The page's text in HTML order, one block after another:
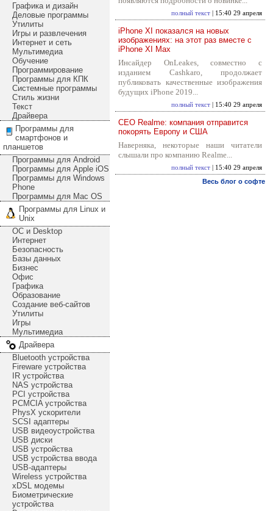
Графика и дизайн
Деловые программы
Утилиты
Игры и развлечения
Интернет и сеть
Мультимедиа
Обучение
Программирование
Программы для КПК
Системные программы
Стиль жизни
Текст
Драйвера
Программы для
смартфонов и
планшетов
Программы для Android
Программы для Apple iOS
Программы для Windows
Phone
Программы для Mac OS
Программы для Linux и
Unix
ОС и Desktop
Интернет
Безопасность
Базы данных
Бизнес
Офис
Графика
Образование
Создание веб-сайтов
Утилиты
Игры
Мультимедиа
Драйвера
Bluetooth устройства
Fireware устройства
IR устройства
NAS устройства
PCI устройства
PCMCIA устройства
PhysX ускорители
SCSI адаптеры
USB видеоустройства
USB диски
USB устройства
USB устройства ввода
USB-адаптеры
Wireless устройства
xDSL модемы
Биометрические
устройства
полный текст | 15:40 29 апреля
iPhone XI показался на новых
изображениях: на этот раз вместе с
iPhone XI Max
Инсайдер OnLeakes, совместно с
изданием Cashkaro, продолжает
публиковать качественные изображения
будущих iPhone 2019...
полный текст | 15:40 29 апреля
CEO Realme: компания отправится
покорять Европу и США
Наверняка, некоторые наши читатели
слышали про компанию Realme...
полный текст | 15:40 29 апреля
Весь блог о софте